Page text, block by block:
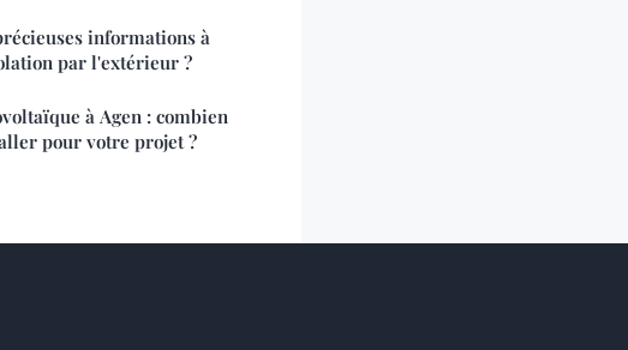
informations à
par l'extérieur ?
à Agen : combien
pour votre projet ?